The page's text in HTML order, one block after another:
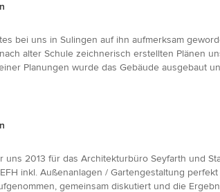
bei uns in Sulingen auf ihn aufmerksam
alter Schule zeichnerisch erstellten Plänen
Planungen wurde das Gebäude ausgebaut
uns 2013 für das Architekturbüro Seyfarth und
inkl. Außenanlagen / Gartengestaltung
gemeinsam diskutiert und die